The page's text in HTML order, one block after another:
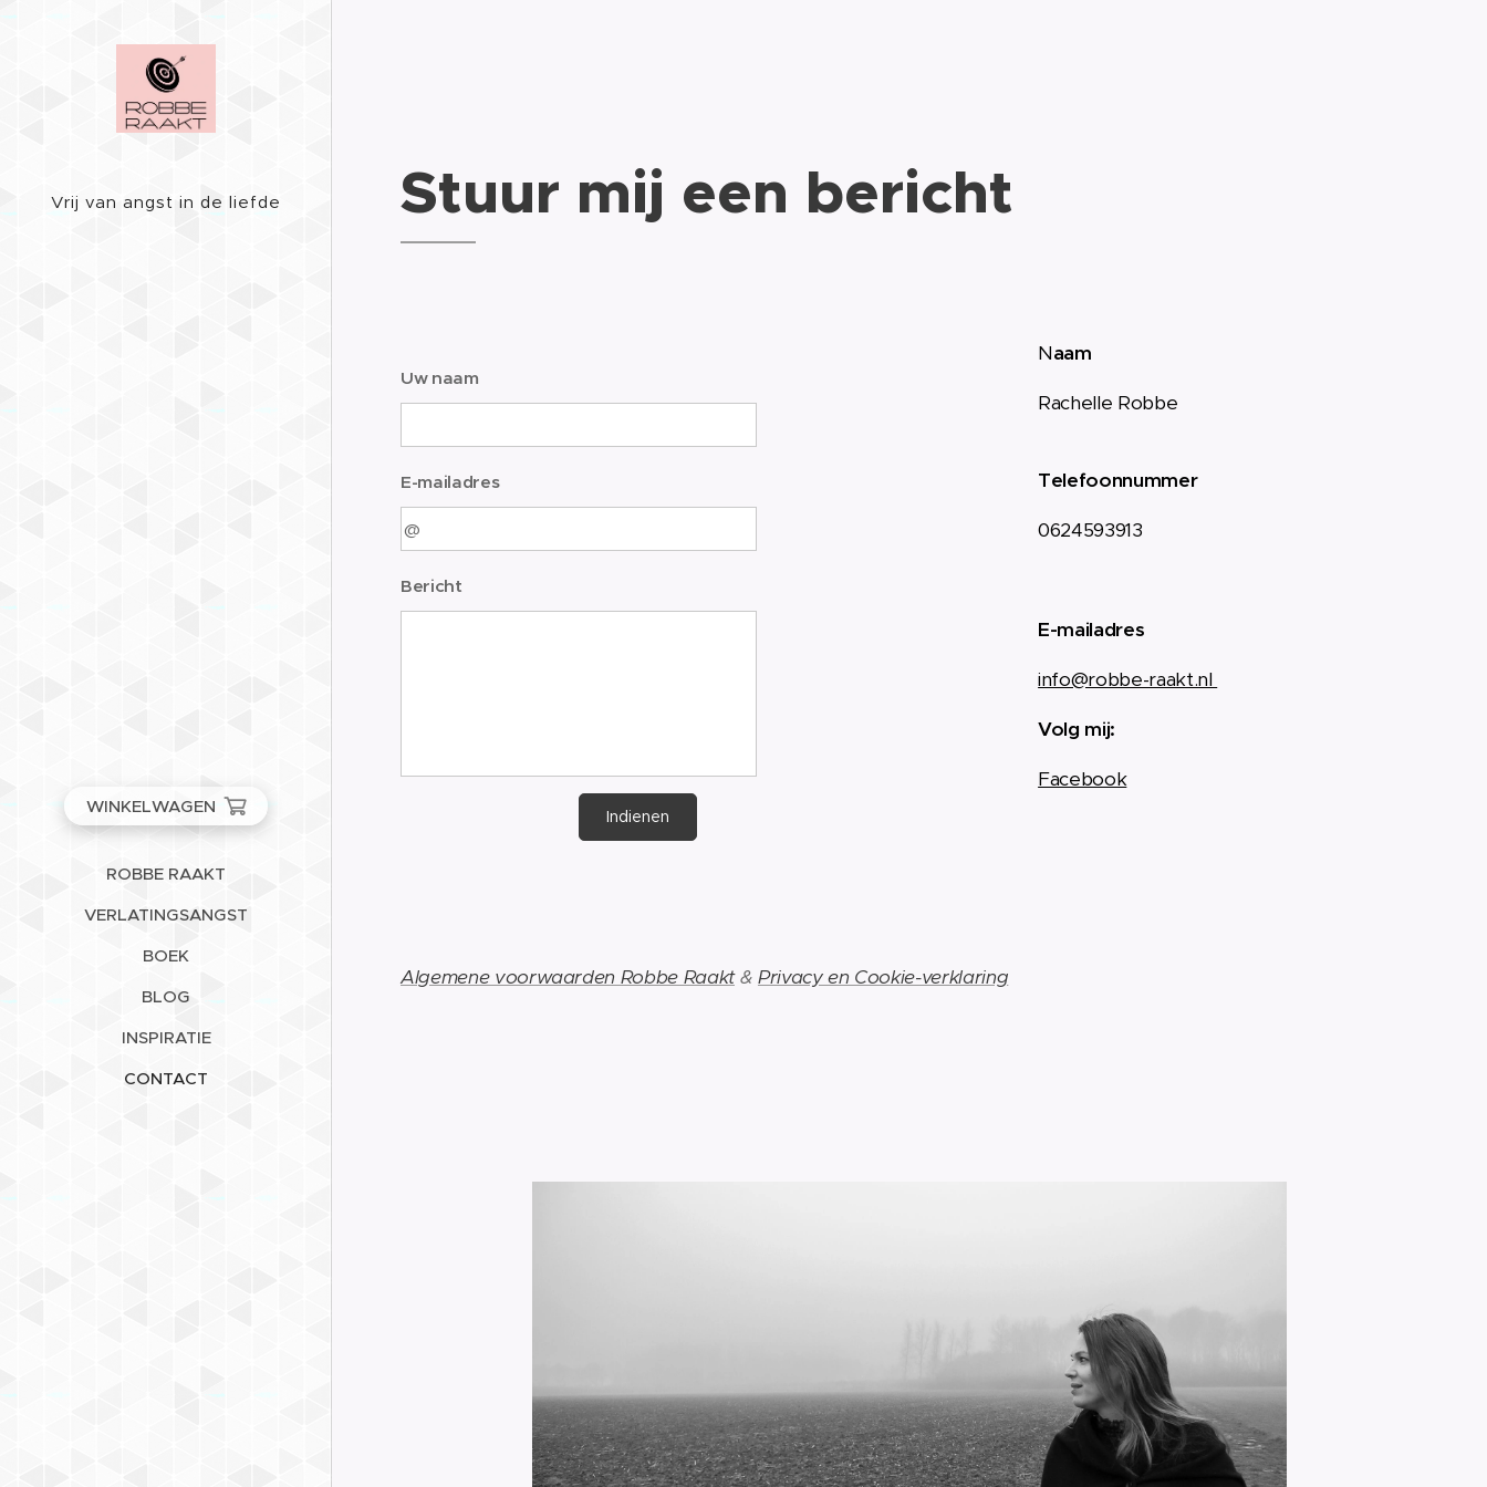
Vrij van angst in de liefde
WINKELWAGEN
ROBBE RAAKT
VERLATINGSANGST
BOEK
BLOG
INSPIRATIE
CONTACT
Stuur mij een bericht
Uw naam
E-mailadres
Bericht
Indienen
Naam
Rachelle Robbe
Telefoonnummer
0624593913
E-mailadres
info@robbe-raakt.nl
Volg mij:
Facebook
Algemene voorwaarden Robbe Raakt& Privacy en Cookie-verklaring